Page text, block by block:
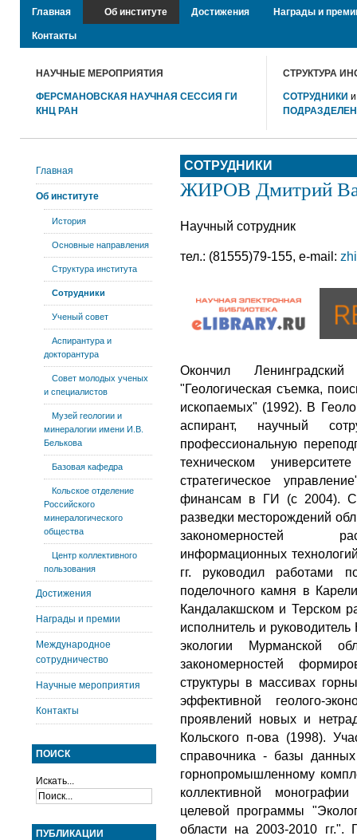
Главная Об институте Достижения Награды и
Контакты
НАУЧНЫЕ МЕРОПРИЯТИЯ
ФЕРСМАНОВСКАЯ НАУЧНАЯ СЕССИЯ ГИ
КНЦ РАН
СТРУКТУРА
СОТРУДНИКИ
СОТРУДНИКИ
ЖИРОВ Дмитрий
Научный сотрудник
тел.: (81555)79-155, e-mail:
Окончил
"Геологическая съемка,
ископаемых" (1992). В
аспирант, научный
профессиональную
техническом
стратегическое
финансам в ГИ (с 2004).
разведки месторождений
закономерностей
информационных
гг. руководил работами
поделочного камня в
Кандалакшском и Терском
исполнитель и
экологии Мурманской
закономерностей
структуры в массивах
эффективной геолого-
проявлений новых и
Кольского п-ова (1998).
справочника - базы
горнопромышленному
коллективной
целевой программы
области на 2003-2010 гг.".
Главная
Об институте
История
Основные направления
Структура института
Сотрудники
Ученый совет
Аспирантура и
докторантура
Совет молодых ученых
и специалистов
Музей геологии и
минералогии имени И.В.
Белькова
Базовая кафедра
Кольское отделение
Российского
минералогического
общества
Центр коллективного
пользования
Достижения
Награды и премии
Международное
сотрудничество
Научные мероприятия
Контакты
ПОИСК
Искать...
ПУБЛИКАЦИИ